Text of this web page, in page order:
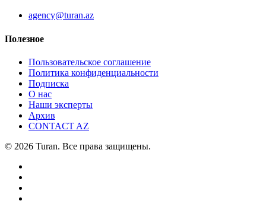
agency@turan.az
Полезное
Пользовательское соглашение
Политика конфиденциальности
Подписка
О нас
Наши эксперты
Архив
CONTACT AZ
© 2026 Turan. Все права защищены.